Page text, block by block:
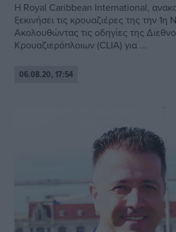
Η Royal Caribbean International,
ξεκινήσει τις κρουαζιέρες της την 1η
Ακολουθώντας τις οδηγίες της
Κρουαζιερόπλοιων (CLIA) για ...
06.08.20, 17:54